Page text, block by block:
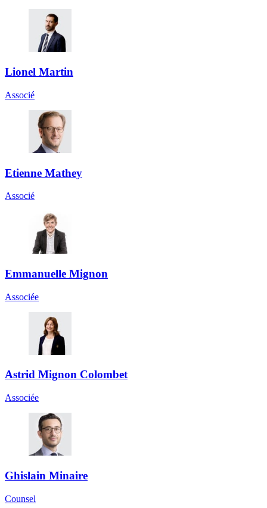
Lionel Martin
Associé
Etienne Mathey
Associé
Emmanuelle Mignon
Associée
Astrid Mignon Colombet
Associée
Ghislain Minaire
Counsel